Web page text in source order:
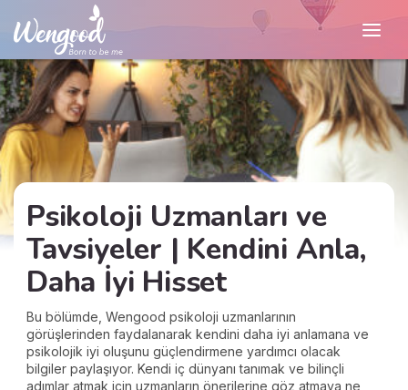
Psikoloji Uzmanları ve
Tavsiyeler | Kendini Anla,
Daha İyi Hisset
Bu bölümde, Wengood psikoloji uzmanlarının
görüşlerinden faydalanarak kendini daha iyi anlamana ve
psikolojik iyi oluşunu güçlendirmene yardımcı olacak
bilgiler paylaşıyor. Kendi iç dünyanı tanımak ve bilinçli
adımlar atmak için uzmanların önerilerine göz atmaya ne